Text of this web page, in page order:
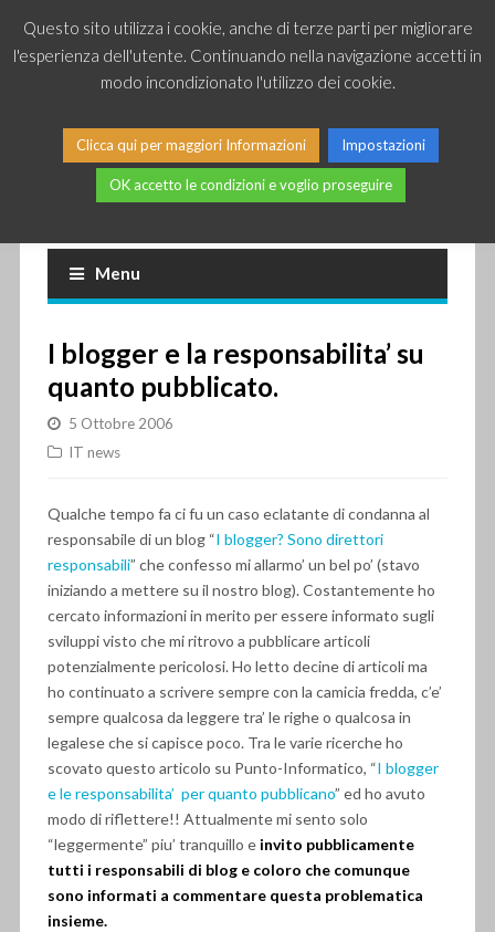
Piccole news dal mondo IT
Menu
I blogger e la responsabilita’ su
quanto pubblicato.
5 Ottobre 2006
IT news
Qualche tempo fa ci fu un caso eclatante di condanna al
responsabile di un blog “I blogger? Sono direttori
responsabili” che confesso mi allarmo’ un bel po’ (stavo
iniziando a mettere su il nostro blog). Costantemente ho
cercato informazioni in merito per essere informato sugli
sviluppi visto che mi ritrovo a pubblicare articoli
potenzialmente pericolosi. Ho letto decine di articoli ma
ho continuato a scrivere sempre con la camicia fredda, c’e’
sempre qualcosa da leggere tra’ le righe o qualcosa in
legalese che si capisce poco. Tra le varie ricerche ho
scovato questo articolo su Punto-Informatico, “I blogger
e le responsabilita’ per quanto pubblicano” ed ho avuto
modo di riflettere!! Attualmente mi sento solo
“leggermente” piu’ tranquillo e invito pubblicamente
tutti i responsabili di blog e coloro che comunque
sono informati a commentare questa problematica
insieme.
Questo sito utilizza i cookie, anche di terze parti per migliorare
l'esperienza dell'utente. Continuando nella navigazione accetti in
modo incondizionato l'utilizzo dei cookie.
Clicca qui per maggiori Informazioni Impostazioni
OK accetto le condizioni e voglio proseguire